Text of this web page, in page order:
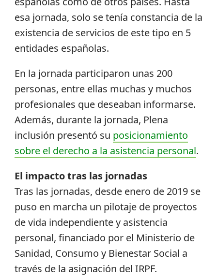
esa jornada, solo se tenía constancia de la
existencia de servicios de este tipo en 5
entidades españolas.
En la jornada participaron unas 200
personas, entre ellas muchas y muchos
profesionales que deseaban informarse.
Además, durante la jornada, Plena
inclusión presentó su posicionamiento
sobre el derecho a la asistencia personal.
El impacto tras las jornadas
Tras las jornadas, desde enero de 2019 se
puso en marcha un pilotaje de proyectos
de vida independiente y asistencia
personal, financiado por el Ministerio de
Sanidad, Consumo y Bienestar Social a
través de la asignación del IRPF.